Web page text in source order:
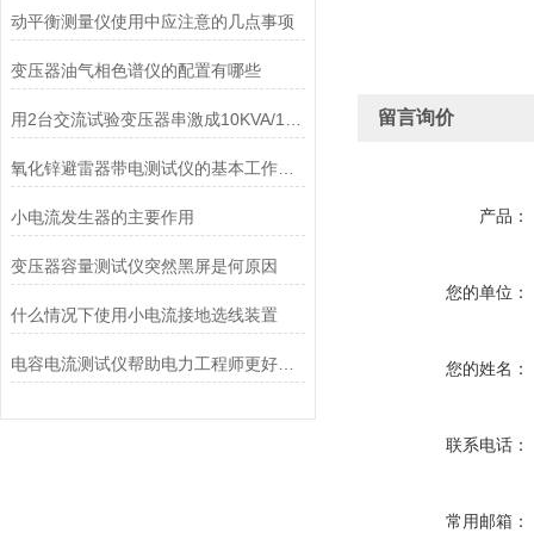
动平衡测量仪使用中应注意的几点事项
变压器油气相色谱仪的配置有哪些
氧化锌避雷器带电测试仪的基本工作原理讲解
小电流发生器的主要作用
变压器容量测试仪突然黑屏是何原因
什么情况下使用小电流接地选线装置
电容电流测试仪帮助电力工程师更好地了解电力系统的运行状态
留言询价
产品：
您的单位：
您的姓名：
联系电话：
常用邮箱：